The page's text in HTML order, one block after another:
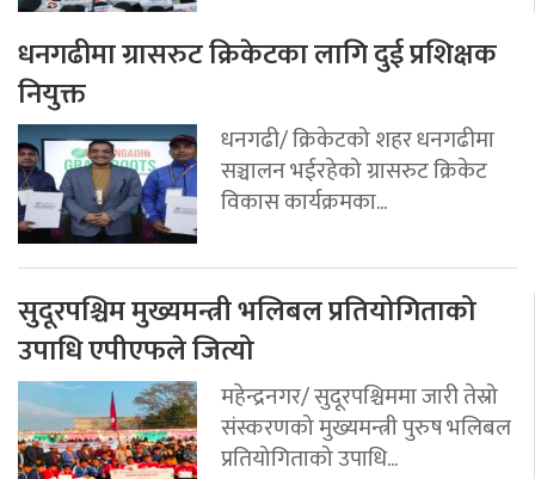
धनगढीमा ग्रासरुट क्रिकेटका लागि दुई प्रशिक्षक
नियुक्त
धनगढी/ क्रिकेटको शहर धनगढीमा
सञ्चालन भईरहेको ग्रासरुट क्रिकेट
विकास कार्यक्रमका...
सुदूरपश्चिम मुख्यमन्त्री भलिबल प्रतियोगिताको
उपाधि एपीएफले जित्यो
महेन्द्रनगर/ सुदूरपश्चिममा जारी तेस्रो
संस्करणको मुख्यमन्त्री पुरुष भलिबल
प्रतियोगिताको उपाधि...